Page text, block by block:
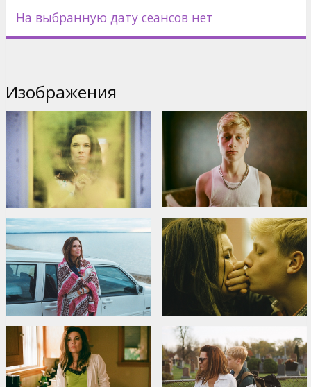
На выбранную дату сеансов нет
Изображения